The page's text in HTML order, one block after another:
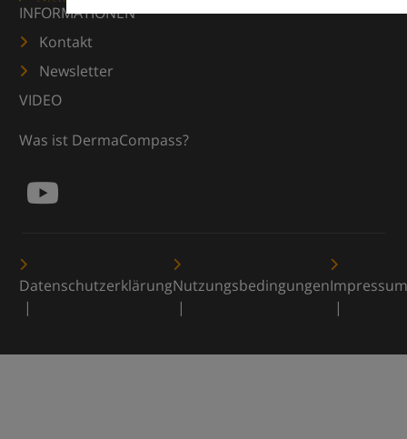
INFORMATIONEN
Kontakt
Newsletter
VIDEO
Was ist DermaCompass?
DatenschutzerklärungNutzungsbedingungenImpressum